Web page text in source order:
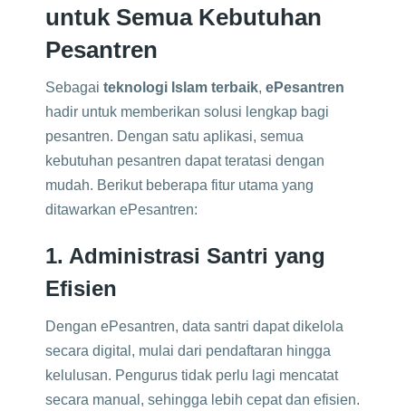
untuk Semua Kebutuhan
Pesantren
Sebagai teknologi Islam terbaik, ePesantren
hadir untuk memberikan solusi lengkap bagi
pesantren. Dengan satu aplikasi, semua
kebutuhan pesantren dapat teratasi dengan
mudah. Berikut beberapa fitur utama yang
ditawarkan ePesantren:
1. Administrasi Santri yang
Efisien
Dengan ePesantren, data santri dapat dikelola
secara digital, mulai dari pendaftaran hingga
kelulusan. Pengurus tidak perlu lagi mencatat
secara manual, sehingga lebih cepat dan efisien.